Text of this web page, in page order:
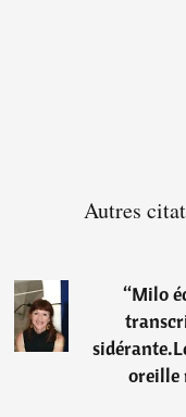
Autres
“Milo
oreille